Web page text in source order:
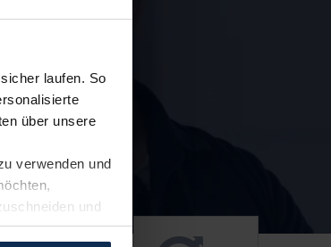
laufen. So
über unsere
verwenden und
und
anpassen